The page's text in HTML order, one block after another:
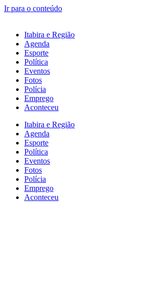
Ir para o conteúdo
Itabira e Região
Agenda
Esporte
Política
Eventos
Fotos
Polícia
Emprego
Aconteceu
Itabira e Região
Agenda
Esporte
Política
Eventos
Fotos
Polícia
Emprego
Aconteceu